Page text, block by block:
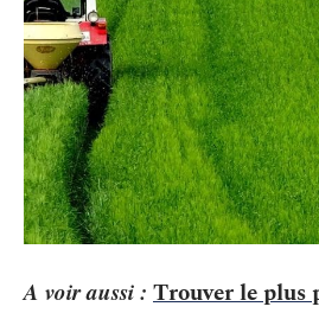
A voir aussi : Trouver le plus